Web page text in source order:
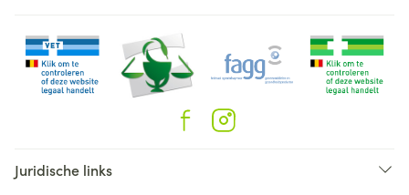
Juridische links